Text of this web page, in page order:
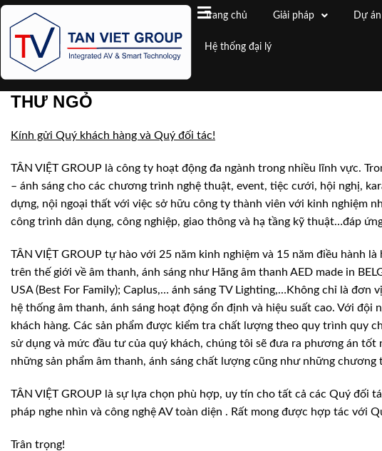
Trang chủ Giải pháp Dự án
Hệ thống đại lý
THƯ NGỎ
Kính gửi Quý khách hàng và Quý đối tác!
TÂN VIỆT GROUP là công ty hoạt động đa ngành trong nhiều lĩnh vực.
– ánh sáng cho các chương trình nghệ thuật, event, tiệc cưới, hội nghị,
dựng, nội ngoại thất với việc sở hữu công ty thành viên với kinh nghiệm
công trình dân dụng, công nghiệp, giao thông và hạ tầng kỹ thuật…đáp
TÂN VIỆT GROUP tự hào với 25 năm kinh nghiệm và 15 năm điều hành
trên thế giới về âm thanh, ánh sáng như Hãng âm thanh AED made in
USA (Best For Family); Caplus,… ánh sáng TV Lighting,…Không chỉ là
hệ thống âm thanh, ánh sáng hoạt động ổn định và hiệu suất cao. Với
khách hàng. Các sản phẩm được kiểm tra chất lượng theo quy trình quy
sử dụng và mức đầu tư của quý khách, chúng tôi sẽ đưa ra phương án
những sản phẩm âm thanh, ánh sáng chất lượng cũng như những
TÂN VIỆT GROUP là sự lựa chọn phù hợp, uy tín cho tất cả các Quý đối
pháp nghe nhìn và công nghệ AV toàn diện . Rất mong được hợp tác với
Trân trọng!